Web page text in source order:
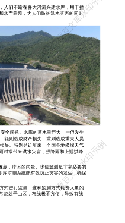
发生，确保 水库安全。 以
的方式进行监测，这种监测方
的方式建设费用极高。 因
、准确性等无法达到日渐增长
命和财产损失，急需一种自动
时性高、实用性 强、稳定可靠
测。无线视频由于 使用无线